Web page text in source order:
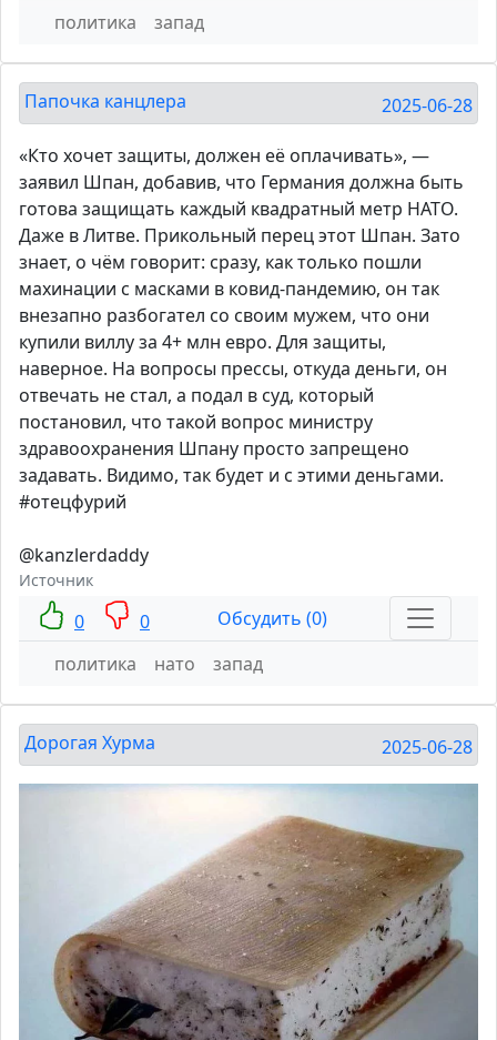
политика
запад
Папочка канцлера 2025-06-28
«Кто хочет защиты, должен её оплачивать», —
заявил Шпан, добавив, что Германия должна быть
готова защищать каждый квадратный метр НАТО.
Даже в Литве. Прикольный перец этот Шпан. Зато
знает, о чём говорит: сразу, как только пошли
махинации с масками в ковид-пандемию, он так
внезапно разбогател со своим мужем, что они
купили виллу за 4+ млн евро. Для защиты,
наверное. На вопросы прессы, откуда деньги, он
отвечать не стал, а подал в суд, который
постановил, что такой вопрос министру
здравоохранения Шпану просто запрещено
задавать. Видимо, так будет и с этими деньгами.
#отецфурий
@kanzlerdaddy
Источник
0 0
Обсудить (0)
политика
нато запад
Дорогая Хурма 2025-06-28